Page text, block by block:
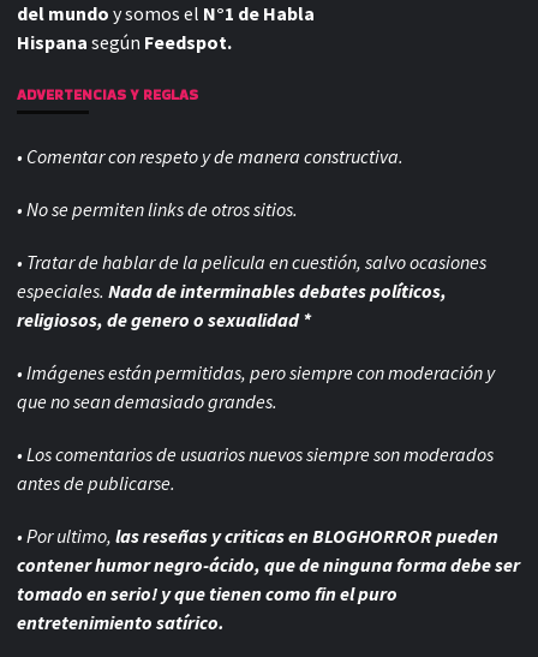
del mundo y somos el N°1 de Habla
Hispana según Feedspot.
ADVERTENCIAS Y REGLAS
• Comentar con respeto y de manera constructiva.
• No se permiten links de otros sitios.
• Tratar de hablar de la pelicula en cuestión, salvo ocasiones
especiales. Nada de interminables debates políticos,
religiosos, de genero o sexualidad *
• Imágenes están permitidas, pero siempre conmoderación y
que no sean demasiado grandes.
• Los comentarios de usuarios nuevos siempre son moderados
antes de publicarse.
• Por ultimo, las reseñas y criticas en BLOGHORROR pueden
contener humor negro-ácido, que de ninguna forma debe ser
tomado en serio! y que tienen como fin el puro
entretenimiento satírico.